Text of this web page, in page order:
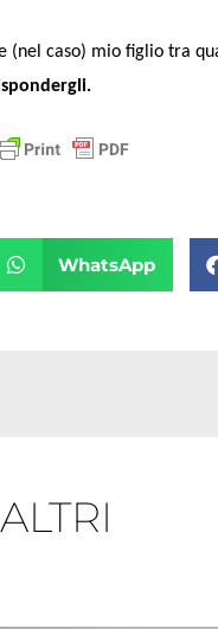
(nel caso) mio figlio tra
WhatsApp